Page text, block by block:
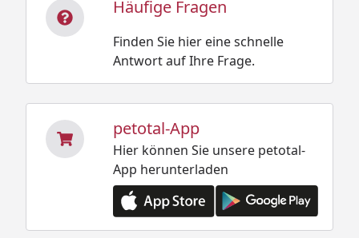
Häufige Fragen
Finden Sie hier eine schnelle
Antwort auf Ihre Frage.
petotal-App
Hier können Sie unsere petotal-
App herunterladen